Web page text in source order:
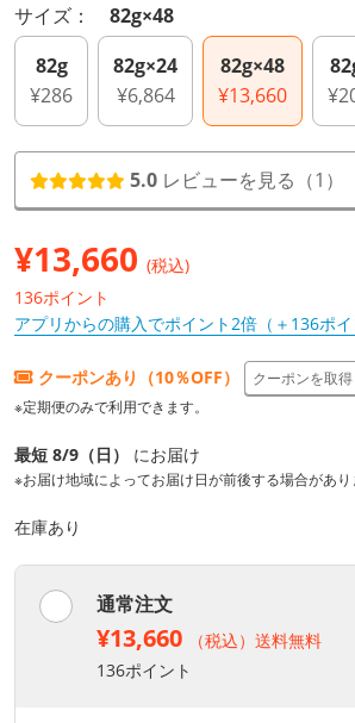
サイズ： 82g×48
82g
¥286
82g×24
¥6,864
82g×48
¥13,660
5.0 レビューを見る（1）
¥13,660 (税込)
136ポイント
アプリからの購入でポイント2倍（＋136ポイ
クーポンあり（10％OFF）
クーポンを取得
※定期便のみで利用できます。
最短 8/9（日） にお届け
※お届け地域によってお届け日が前後する場合があり
在庫あり
通常注文
¥13,660
（税込）送料無料
136ポイント